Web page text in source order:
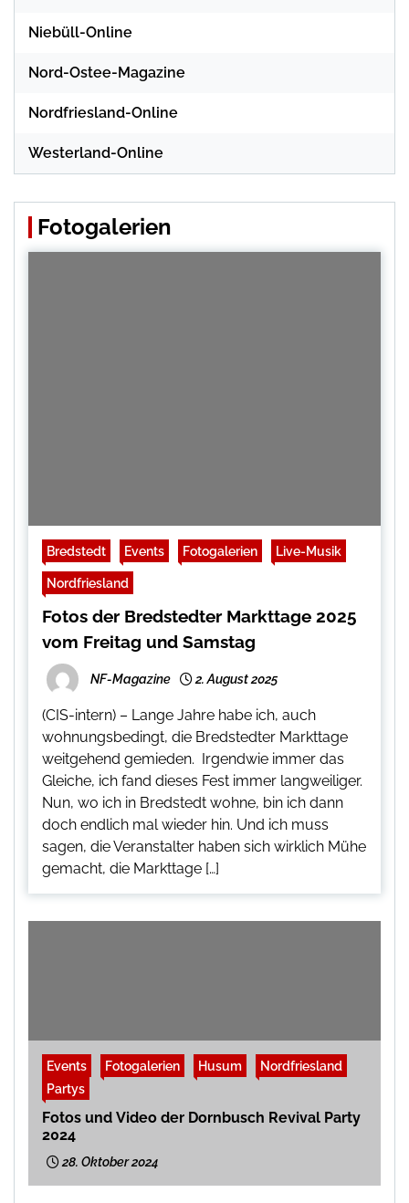
Niebüll-Online
Nord-Ostee-Magazine
Nordfriesland-Online
Westerland-Online
Fotogalerien
Bredstedt Events Fotogalerien Live-Musik
Nordfriesland
Fotos der Bredstedter Markttage 2025
vom Freitag und Samstag
NF-Magazine 2. August 2025
(CIS-intern) – Lange Jahre habe ich, auch
wohnungsbedingt, die Bredstedter Markttage
weitgehend gemieden. Irgendwie immer das
Gleiche, ich fand dieses Fest immer langweiliger.
Nun, wo ich in Bredstedt wohne, bin ich dann
doch endlich mal wieder hin. Und ich muss
sagen, die Veranstalter haben sich wirklich Mühe
gemacht, die Markttage […]
Events Fotogalerien Husum
Nordfriesland
Partys
Fotos und Video der Dornbusch Revival Party
2024
28. Oktober 2024